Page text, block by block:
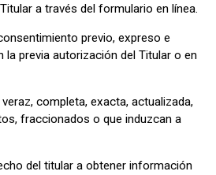
a través del formulario en línea.
previo, expreso e
previa autorización del Titular o en
completa, exacta, actualizada,
fraccionados o que induzcan a
del titular a obtener información